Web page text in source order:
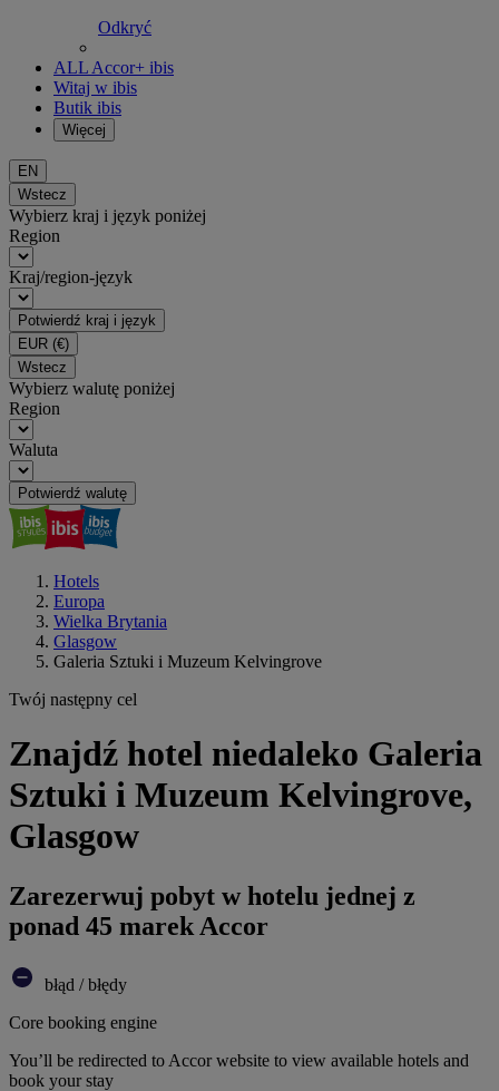
Odkryć
ALL Accor+ ibis
Witaj w ibis
Butik ibis
Więcej
EN
Wstecz
Wybierz kraj i język poniżej
Region
Kraj/region-język
Potwierdź kraj i język
EUR (€)
Wstecz
Wybierz walutę poniżej
Region
Waluta
Potwierdź walutę
Hotels
Europa
Wielka Brytania
Glasgow
Galeria Sztuki i Muzeum Kelvingrove
Twój następny cel
Znajdź hotel niedaleko Galeria
Sztuki i Muzeum Kelvingrove,
Glasgow
Zarezerwuj pobyt w hotelu jednej z
ponad 45 marek Accor
błąd / błędy
Core booking engine
You’ll be redirected to Accor website to view available hotels and
book your stay